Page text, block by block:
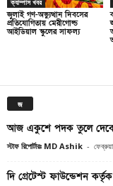
জুলাই গণ-অভ্যুত্থান দিবসের
প্রতিযোগিতায় মেরীগোল্ড
আইডিয়াল স্কুলের সাফল্য
জ
আজ একুশে পদক তুলে দেবেন
স্টাফ রিপোর্টারঃ MD Ashik -
দি গ্রেটেস্ট ফাউন্ডেশন